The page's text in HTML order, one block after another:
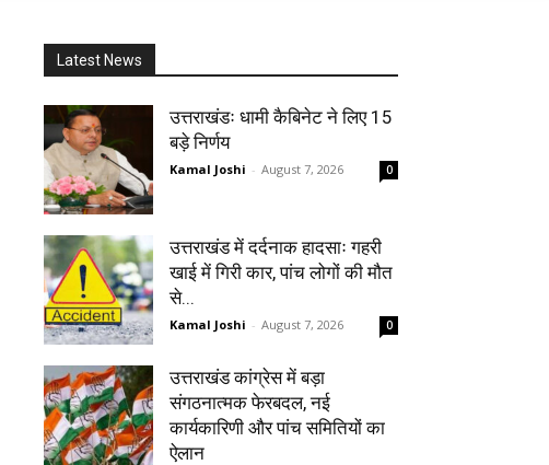
Latest News
उत्तराखंडः धामी कैबिनेट ने लिए 15
बड़े निर्णय
Kamal Joshi - August 7, 2026 0
उत्तराखंड में दर्दनाक हादसाः गहरी
खाई में गिरी कार, पांच लोगों की मौत
से...
Kamal Joshi - August 7, 2026 0
उत्तराखंड कांग्रेस में बड़ा
संगठनात्मक फेरबदल, नई
कार्यकारिणी और पांच समितियों का
ऐलान